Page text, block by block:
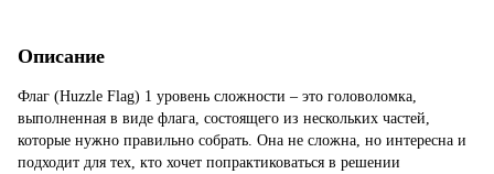
Описание
Флаг (Huzzle Flag) 1 уровень сложности – это головоломка,
выполненная в виде флага, состоящего из нескольких частей,
которые нужно правильно собрать. Она не сложна, но интересна и
подходит для тех, кто хочет попрактиковаться в решении